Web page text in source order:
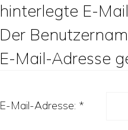
hinterlegte E-
Der
E-Mail-Adresse
E-Mail-Adresse: *